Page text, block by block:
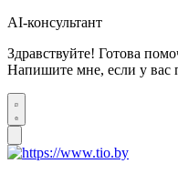
AI-консультант
Здравствуйте! Готова
Напишите мне, если у вас